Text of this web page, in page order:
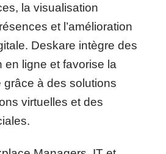
la visualisation
et l’amélioration
Deskare intègre des
en ligne et favorise la
grâce à des solutions
virtuelles et des